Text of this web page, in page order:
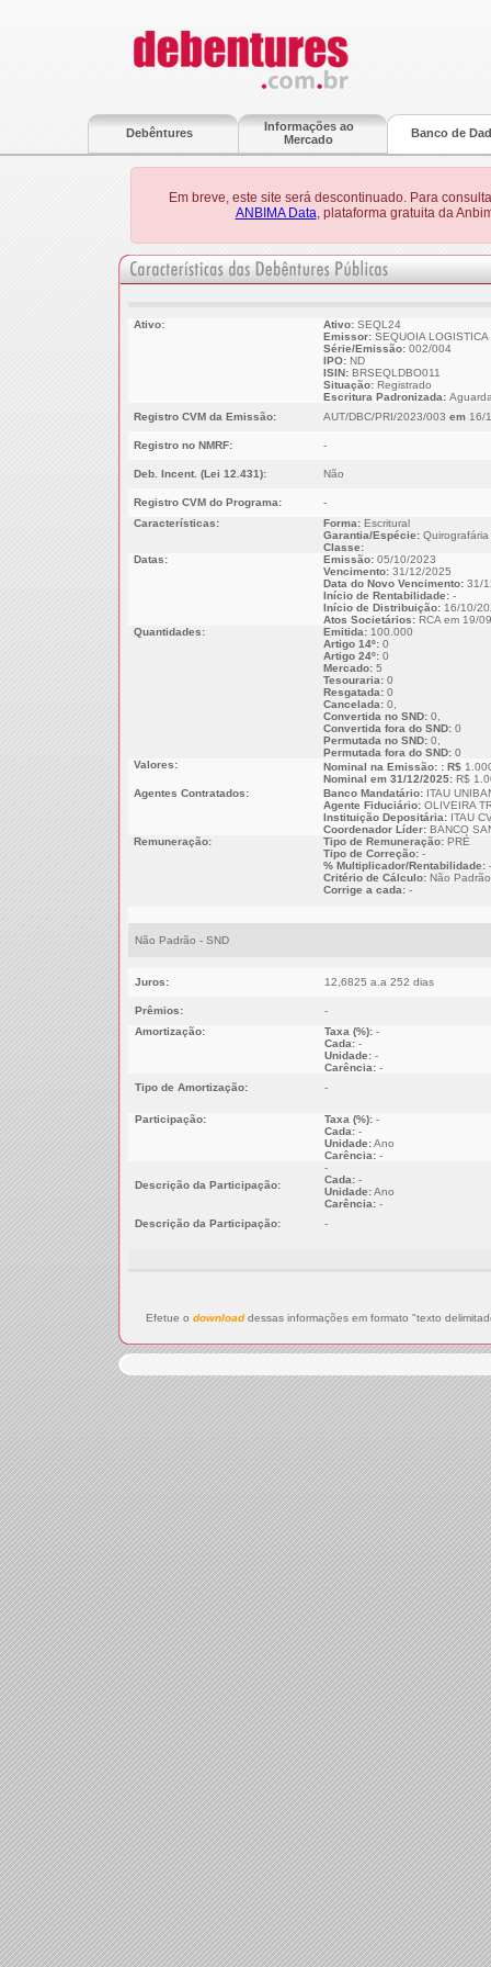
Debêntures
Informações ao
Mercado
Banco de
Em breve, este site será descontinuado. Para
ANBIMA Data, plataforma gratuita da
Ativo: Ativo:SEQL24
Emissor:SEQUOIA LOGISTICA
Série/Emissão:002/004
IPO: ND
ISIN:BRSEQLDBO011
Situação:Registrado
Escritura Padronizada:
Registro CVM da Emissão:
AUT/DBC/PRI/2023/003 em16/
Registro no NMRF: -
Deb. Incent. (Lei 12.431): Não
Registro CVM do Programa:
-
Características:
Forma:Escritural
Garantia/Espécie:Quirografária
Classe:
Datas:
Emissão:05/10/2023
Vencimento: 31/12/2025
Data do Novo Vencimento:31/
Início de Rentabilidade:-
Início de Distribuição:16/10/
Atos Societários:RCA em 19/
Quantidades:
Emitida:100.000
Artigo 14º:0
Artigo 24º:0
Mercado:5
Tesouraria:0
Resgatada:0
Cancelada:0,
Convertida no SND:0,
Convertida fora do SND:0
Permutada no SND:0,
Permutada fora do SND:0
Valores:
Nominal na Emissão: : R$
Nominal em 31/12/2025:R$
Agentes Contratados:
Banco Mandatário:ITAU
Agente Fiduciário:OLIVEIRA
Instituição Depositária:ITAU
Coordenador Líder:BANCO
Remuneração:
Tipo de Remuneração:PRÉ
Tipo de Correção:-
% Multiplicador/Rentabilidade:-
Critério de Cálculo:Não Padrão
Corrige a cada:-
Não Padrão - SND
Juros: 12,6825 a.a 252 dias
Prêmios:
-
Amortização:
Taxa (%):-
Cada:-
Unidade:-
Carência:-
Tipo de Amortização:
-
Participação: Taxa (%):-
Cada:-
Unidade:Ano
Carência:-
Descrição da Participação:
-
Cada:-
Unidade:Ano
Carência:-
Descrição da Participação:
-
Efetue o downloaddessas informações em formato "texto